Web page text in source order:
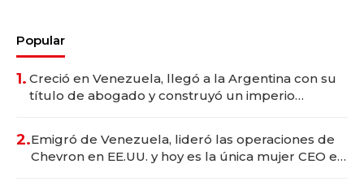
Popular
1. Creció en Venezuela, llegó a la Argentina con su
título de abogado y construyó un imperio
2.Emigró de Venezuela, lideró las operaciones de
Chevron en EE.UU. y hoy es la única mujer CEO en